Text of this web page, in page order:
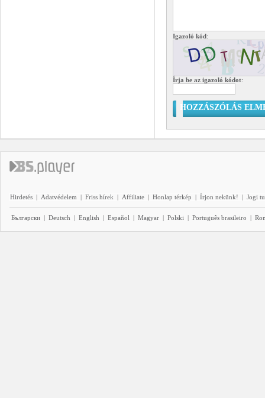
Igazoló kód:
Írja be az igazoló kódot:
HOZZÁSZÓLÁS
Hirdetés | Adatvédelem | Friss hírek | Affiliate | Honlap térkép | Írjon nekünk! | Jogi
Български | Deutsch | English | Español | Magyar | Polski | Português brasileiro |